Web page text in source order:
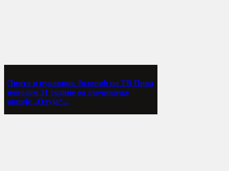
Линта и пуковник Јоловић на ТВ Прва
поводом 31 године од злочиначке
акције „Олуја“...